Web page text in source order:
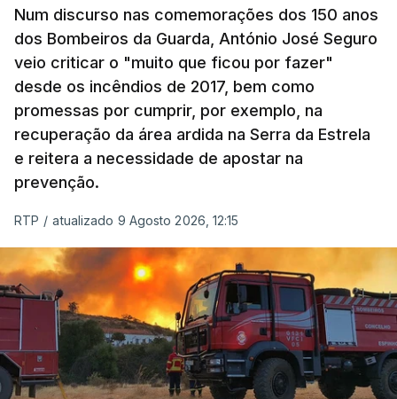
Num discurso nas comemorações dos 150 anos
dos Bombeiros da Guarda, António José Seguro
veio criticar o "muito que ficou por fazer"
desde os incêndios de 2017, bem como
promessas por cumprir, por exemplo, na
recuperação da área ardida na Serra da Estrela
e reitera a necessidade de apostar na
prevenção.
RTP / atualizado 9 Agosto 2026, 12:15